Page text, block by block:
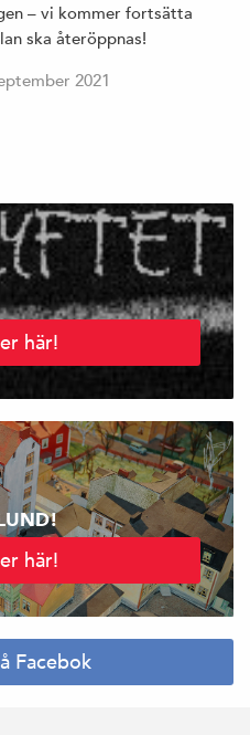
– vi kommer fortsätta
ska återöppnas!
2021
här!
här!
Facebok